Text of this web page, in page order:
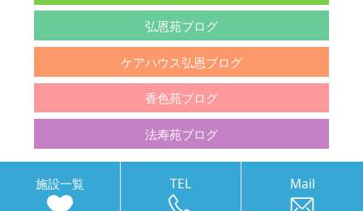
弘恩苑ブログ
ケアハウス弘恩ブログ
香色苑ブログ
法寿苑ブログ
施設一覧 TEL Mail